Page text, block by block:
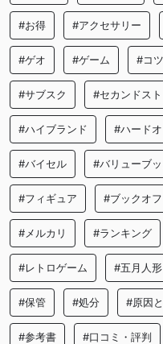
#お得 #アクセサリー
#ゲオ #ゲーム #コツ
#サブスク #セカンドスト
#ハイブランド #ハード
#バイセル #バリューブ
#フィギュア #ブックオフ
#メルカリ #ランキング
#レトロゲーム #五月人形
#保管 #処分 #原因
#参考書 #口コミ・評判